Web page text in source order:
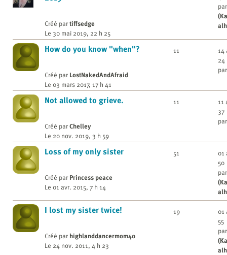
Créé partiffsedge
Le 30 mai 2019, 22 h 25
How do you know "when"?
Créé parLostNakedAndAfraid
Le 03 mars 2017, 17 h 41
11
14
24
Not allowed to grieve.
Créé parChelley
Le 20 nov. 2019, 3 h 59
11
11
37
Loss of my only sister
Créé parPrincess peace
Le 01 avr. 2015, 7 h 14
51
01
50
I lost my sister twice!
Créé parhighlanddancermom40
Le 24 nov. 2011, 4 h 23
19
01
55